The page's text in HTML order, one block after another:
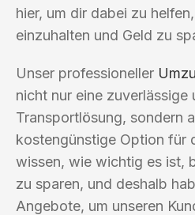
hier, um dir dabei zu
einzuhalten und Geld zu
Unser professioneller
nicht nur eine zuverlässige
Transportlösung, sondern
kostengünstige Option für
wissen, wie wichtig es ist,
zu sparen, und deshalb
Angebote, um unseren